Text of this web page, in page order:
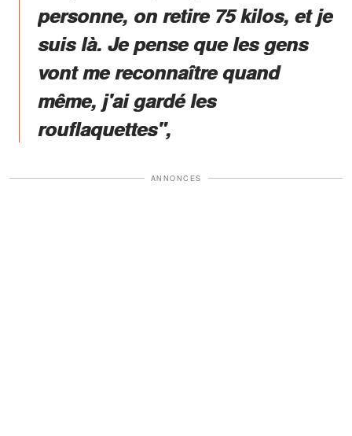
personne, on retire 75 kilos, et je
suis là. Je pense que les gens
vont me reconnaître quand
même, j'ai gardé les
rouflaquettes",
ANNONCES